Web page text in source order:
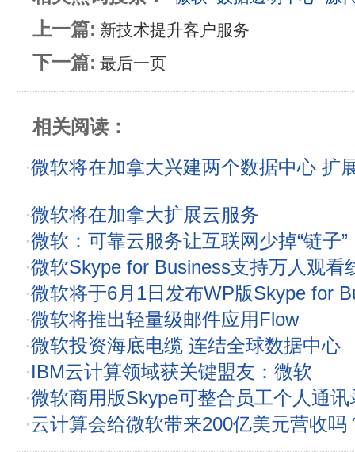
上一篇: 新技术提升客户服务
下一篇: 最后一页
相关阅读：
·微软将在加拿大兴建两个数据中心 扩
·微软将在加拿大扩展云服务
·微软：可靠云服务让互联网少掉“链子”
·微软Skype for Business支持万人观看
·微软将于6月1日发布WP版Skype for
·微软将推出轻量级邮件应用Flow
·微软投资海底电缆 连结全球数据中心
·IBM云计算领域获关键盟友：微软
·微软商用版Skype可整合员工个人通讯
·云计算会给微软带来200亿美元营收吗